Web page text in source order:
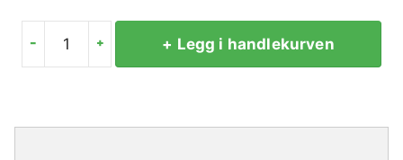
-
MILWAUKEE
+ + Legg i handlekurven